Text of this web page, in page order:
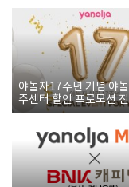
야놀자17주년 기념 야
주센터 할인 프로모션